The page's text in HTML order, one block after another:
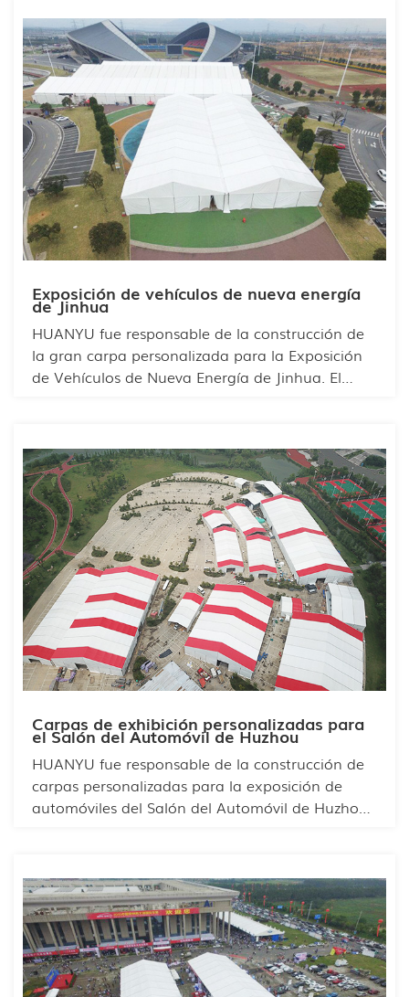
espacio, de modo que cada participante pudiera
encontrar fácilmente la marca que buscaba.
Cada marca de automóviles también pudo
optimizar el espacio para la distribución interna
y así destacar las características de su propia
marca. La carpa cuenta con un amplio espacio
interior y puede albergar a cientos de visitantes.
Su estructura es robusta, resistente al viento, a la
lluvia y al sol.
Exposición de vehículos de nueva energía
de Jinhua
HUANYU fue responsable de la construcción de
la gran carpa personalizada para la Exposición
de Vehículos de Nueva Energía de Jinhua. El
participante pudiera encontrar fácilmente la que
buscaba. Cada marca de vehículos de nueva
energía también pudo aprovechar el espacio
para la distribución interna y así mostrar las
características de su propia marca. La carpa
cuenta con un amplio espacio interior y puede
albergar a cientos de visitantes. Su robusta
estructura le permite resistir las inclemencias del
tiempo.
Carpas de exhibición personalizadas para
el Salón del Automóvil de Huzhou
HUANYU fue responsable de la construcción de
carpas personalizadas para la exposición de
automóviles del Salón del Automóvil de Huzhou.
equipo aplicó con maestría principios de diseño
modular para distribuir el espacio de forma
racional. Este enfoque innovador permitió
posicionar claramente cada marca,
maximizando al mismo tiempo su espacio de
exposición individual para una presentación